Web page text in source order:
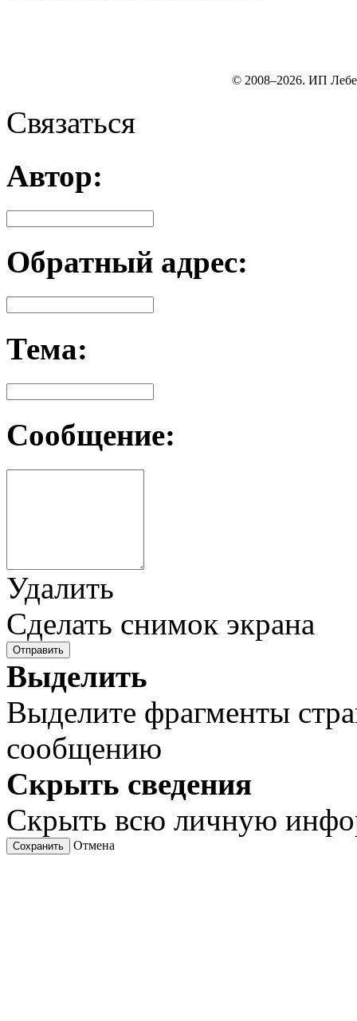
© 2008–2026. ИП
Связаться
Автор:
Обратный адрес:
Тема:
Сообщение:
Удалить
Сделать снимок экрана
Отправить
Выделить
Выделите фрагменты
сообщению
Скрыть сведения
Скрыть всю личную
Сохранить Отмена